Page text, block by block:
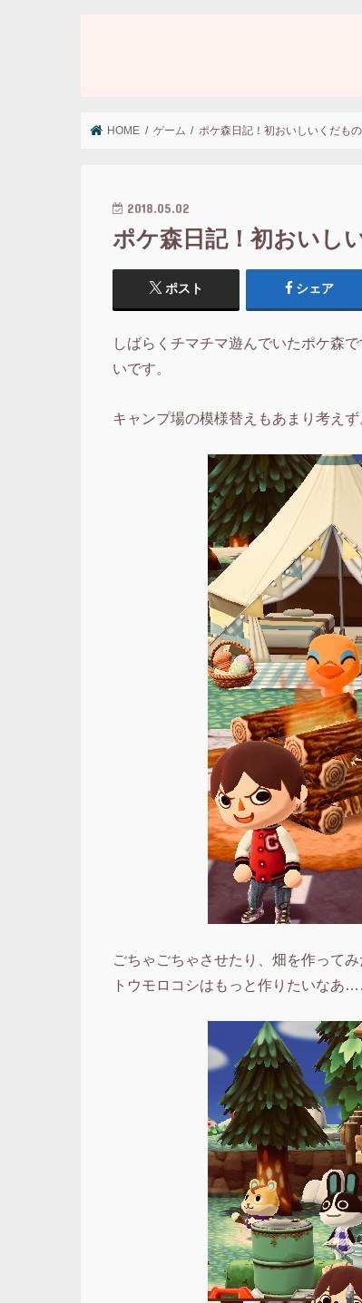
HOME ゲーム ポケ森日記！初おいしいくだもの
2018.05.02
ポケ森日記！初おいし
ポスト シェア
しばらくチマチマ遊んでいたポケ森
いです。
キャンプ場の模様替えもあまり考えず
ごちゃごちゃさせたり、畑を作ってみ
トウモロコシはもっと作りたいなあ